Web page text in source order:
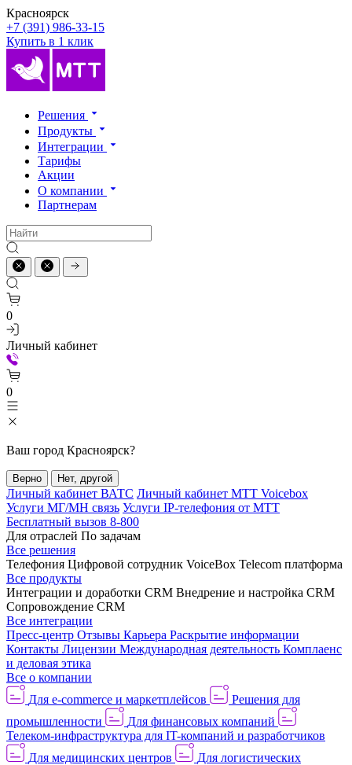
Красноярск
+7 (391) 986-33-15
Купить в 1 клик
Решения
Продукты
Интеграции
Тарифы
Акции
О компании
Партнерам
0
Личный кабинет
0
Ваш город Красноярск?
Верно Нет, другой
Личный кабинет ВАТС Личный кабинет МТТ Voicebox
Услуги МГ/МН связь Услуги IP-телефония от МТТ
Бесплатный вызов 8-800
Для отраслей По задачам
Все решения
Телефония Цифровой сотрудник VoiceBox Telecom платформа
Все продукты
Интеграции и доработки CRM Внедрение и настройка CRM
Сопровождение CRM
Все интеграции
Пресс-центр Отзывы Карьера Раскрытие информации
Контакты Лицензии Международная деятельность Комплаенс
и деловая этика
Все о компании
Для e-commerce и маркетплейсов
Решения для
промышленности
Для финансовых компаний
Телеком-инфраструктура для IT-компаний и разработчиков
Для медицинских центров
Для логистических